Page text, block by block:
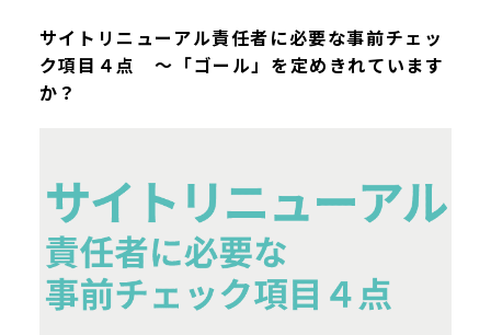
サイトリニューアル責任者に必要な事前チェッ
ク項目４点 ～「ゴール」を定めきれています
か？